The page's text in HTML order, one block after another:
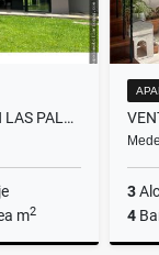
VENDO HERMOSA CASA EN LAS PALMAS
m2
3
4